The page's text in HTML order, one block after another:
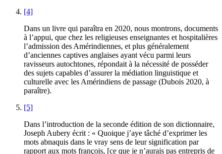
[4]
Dans un livre qui paraîtra en 2020, nous montrons, documents
à l’appui, que chez les religieuses enseignantes et hospitalières
l’admission des Amérindiennes, et plus généralement
d’anciennes captives anglaises ayant vécu parmi leurs
ravisseurs autochtones, répondait à la nécessité de posséder
des sujets capables d’assurer la médiation linguistique et
culturelle avec les Amérindiens de passage (Dubois 2020, à
paraître).
[5]
Dans l’introduction de la seconde édition de son dictionnaire,
Joseph Aubery écrit : « Quoique j’aye tâché d’exprimer les
mots abnaquis dans le vray sens de leur signification par
rapport aux mots françois, [ce que je n’aurais pas entrepris de